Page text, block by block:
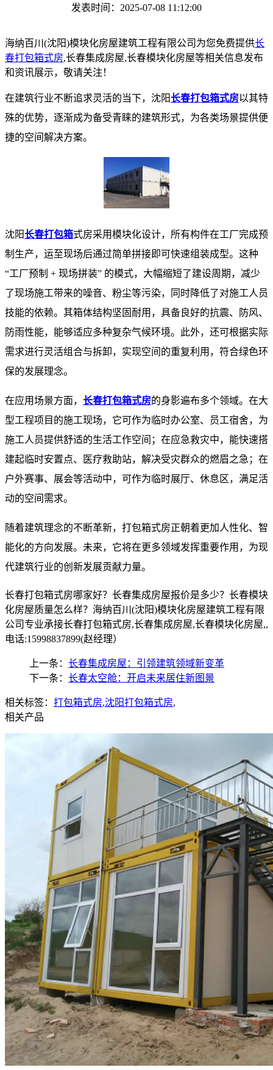
发表时间：2025-07-08 11:12:00
海纳百川(沈阳)模块化房屋建筑工程有限公司为您免费提供长
春打包箱式房,长春集成房屋,长春模块化房屋等相关信息发布
和资讯展示，敬请关注！
在建筑行业不断追求灵活的当下，沈阳长春打包箱式房以其特
殊的优势，逐渐成为备受青睐的建筑形式，为各类场景提供便
捷的空间解决方案。​
沈阳长春打包箱式房采用模块化设计，所有构件在工厂完成预
制生产，运至现场后通过简单拼接即可快速组装成型。这种
“工厂预制 + 现场拼装” 的模式，大幅缩短了建设周期，减少
了现场施工带来的噪音、粉尘等污染，同时降低了对施工人员
技能的依赖。其箱体结构坚固耐用，具备良好的抗震、防风、
防雨性能，能够适应多种复杂气候环境。此外，还可根据实际
需求进行灵活组合与拆卸，实现空间的重复利用，符合绿色环
保的发展理念。
​ 在应用场景方面， 长春打包箱式房的身影遍布多个领域。在大
型工程项目的施工现场，它可作为临时办公室、员工宿舍，为
施工人员提供舒适的生活工作空间；在应急救灾中，能快速搭
建起临时安置点、医疗救助站，解决受灾群众的燃眉之急；在
户外赛事、展会等活动中，可作为临时展厅、休息区，满足活
动的空间需求。
​ 随着建筑理念的不断革新，打包箱式房正朝着更加人性化、智
能化的方向发展。未来，它将在更多领域发挥重要作用，为现
代建筑行业的创新发展贡献力量。
长春打包箱式房哪家好？长春集成房屋报价是多少？长春模块
化房屋质量怎么样？海纳百川(沈阳)模块化房屋建筑工程有限
公司专业承接长春打包箱式房,长春集成房屋,长春模块化房屋,,
电话:15998837899(赵经理）
上一条： 长春集成房屋：引领建筑领域新变革​
下一条： 长春太空舱：开启未来居住新图景​
相关标签： 打包箱式房,沈阳打包箱式房,
相关产品